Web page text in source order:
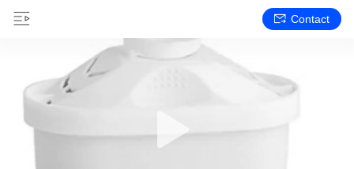
Contact